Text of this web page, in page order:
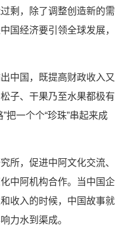
剩，除了调整创造新的需
国经济要引领全球发展，
中国，既提高财政收入又
子、干果乃至水果都极有
把一个个“珍珠”串起来成
所，促进中阿文化交流、
中阿机构合作。当中国企
收入的时候，中国故事就
力水到渠成。